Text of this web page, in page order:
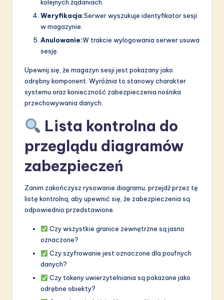
kolejnych żądaniach.
Weryfikacja:Serwer wyszukuje identyfikator sesji
w magazynie.
Anulowanie:W trakcie wylogowania serwer usuwa
sesję.
Upewnij się, że magazyn sesji jest pokazany jako
odrębny komponent. Wyróżnia to stanowy charakter
systemu oraz konieczność zabezpieczenia nośnika
przechowywania danych.
Lista kontrolna do
przeglądu diagramów
zabezpieczeń
Zanim zakończysz rysowanie diagramu, przejdź przez tę
listę kontrolną, aby upewnić się, że zabezpieczenia są
odpowiednio przedstawione.
Czy wszystkie granice zewnętrzne są jasno
oznaczone?
Czy szyfrowanie jest oznaczone dla poufnych
danych?
Czy tokeny uwierzytelniania są pokazane jako
odrębne obiekty?